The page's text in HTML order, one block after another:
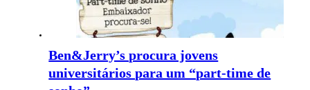
Ben&Jerry’s procura jovens
universitários para um “part-time de